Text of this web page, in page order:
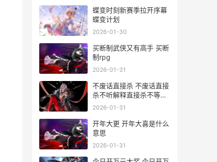
蝶变时刻新赛季拉开序幕
蝶变计划
2026-01-30
买断制武侠又有高手 买断
制rpg
2026-01-31
不废话直接杀 不废话直接
杀不听解释直接杀不等说
话直接杀
2026-01-31
开年大更 开年大喜是什么
意思
2026-01-31